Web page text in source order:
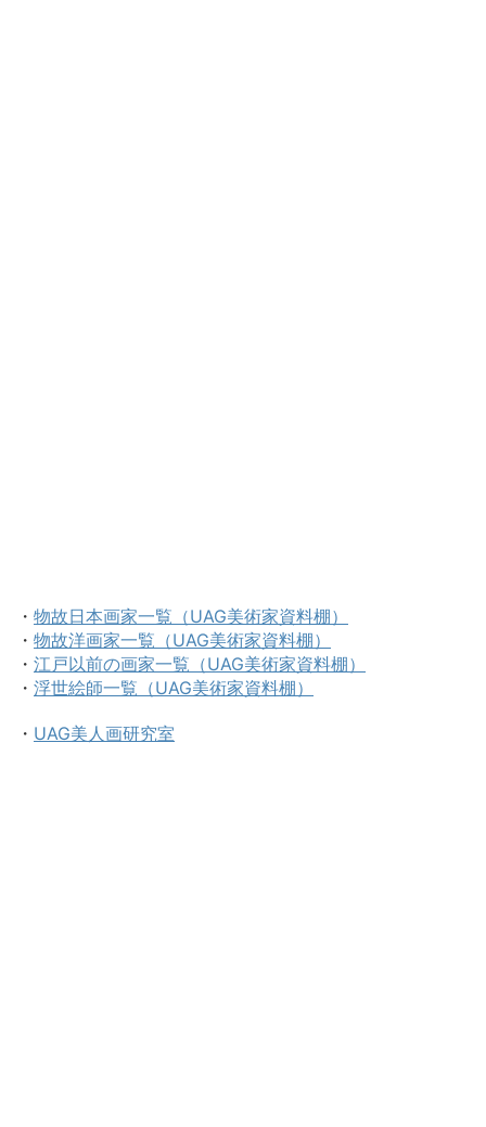
・ 物故日本画家一覧（UAG美術家資料棚）
・ 物故洋画家一覧（UAG美術家資料棚）
・ 江戸以前の画家一覧（UAG美術家資料棚）
・ 浮世絵師一覧（UAG美術家資料棚）
・ UAG美人画研究室